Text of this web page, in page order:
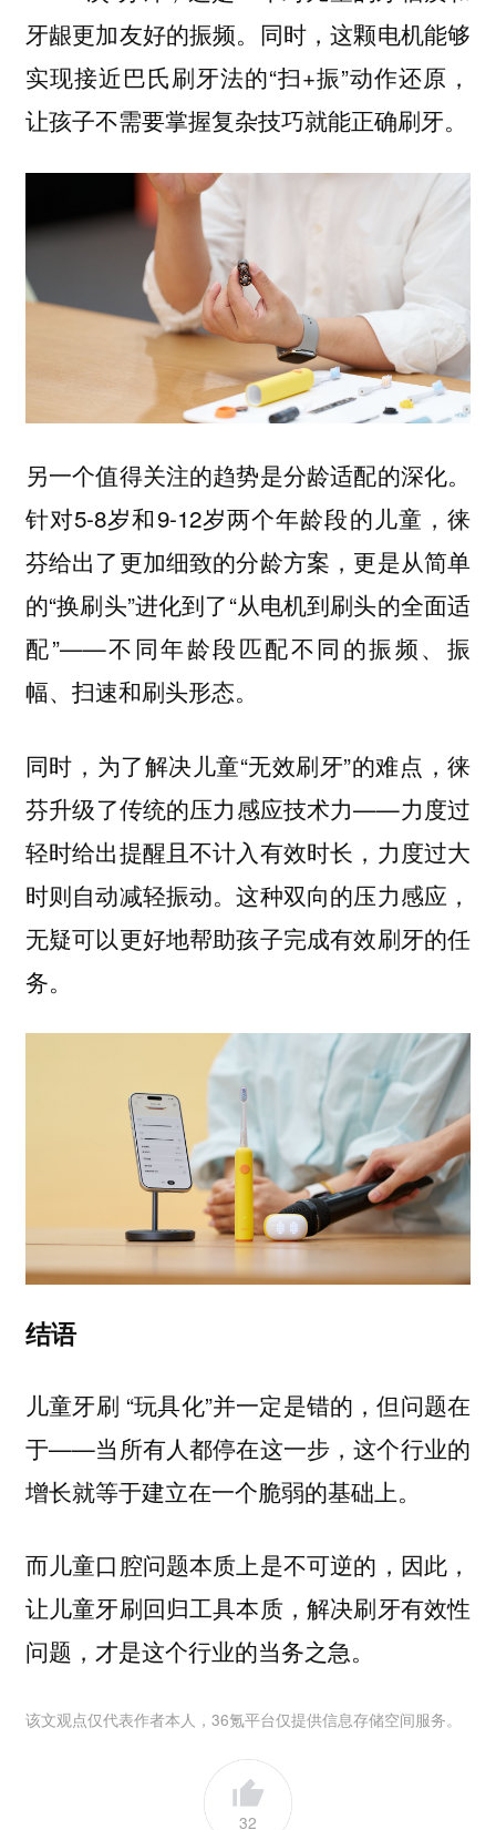
牙龈更加友好的振频。同时，这颗电机能够
实现接近巴氏刷牙法的“扫+振”动作还原，
让孩子不需要掌握复杂技巧就能正确刷牙。
另一个值得关注的趋势是分龄适配的深化。
针对5-8岁和9-12岁两个年龄段的儿童，徕
芬给出了更加细致的分龄方案，更是从简单
的“换刷头”进化到了“从电机到刷头的全面适
配”——不同年龄段匹配不同的振频、振
幅、扫速和刷头形态。
同时，为了解决儿童“无效刷牙”的难点，徕
芬升级了传统的压力感应技术力——力度过
轻时给出提醒且不计入有效时长，力度过大
时则自动减轻振动。这种双向的压力感应，
无疑可以更好地帮助孩子完成有效刷牙的任
务。
结语
儿童牙刷 “玩具化”并一定是错的，但问题在
于——当所有人都停在这一步，这个行业的
增长就等于建立在一个脆弱的基础上。
而儿童口腔问题本质上是不可逆的，因此，
让儿童牙刷回归工具本质，解决刷牙有效性
问题，才是这个行业的当务之急。
该文观点仅代表作者本人，36氪平台仅提供信息存储空间服务。
32